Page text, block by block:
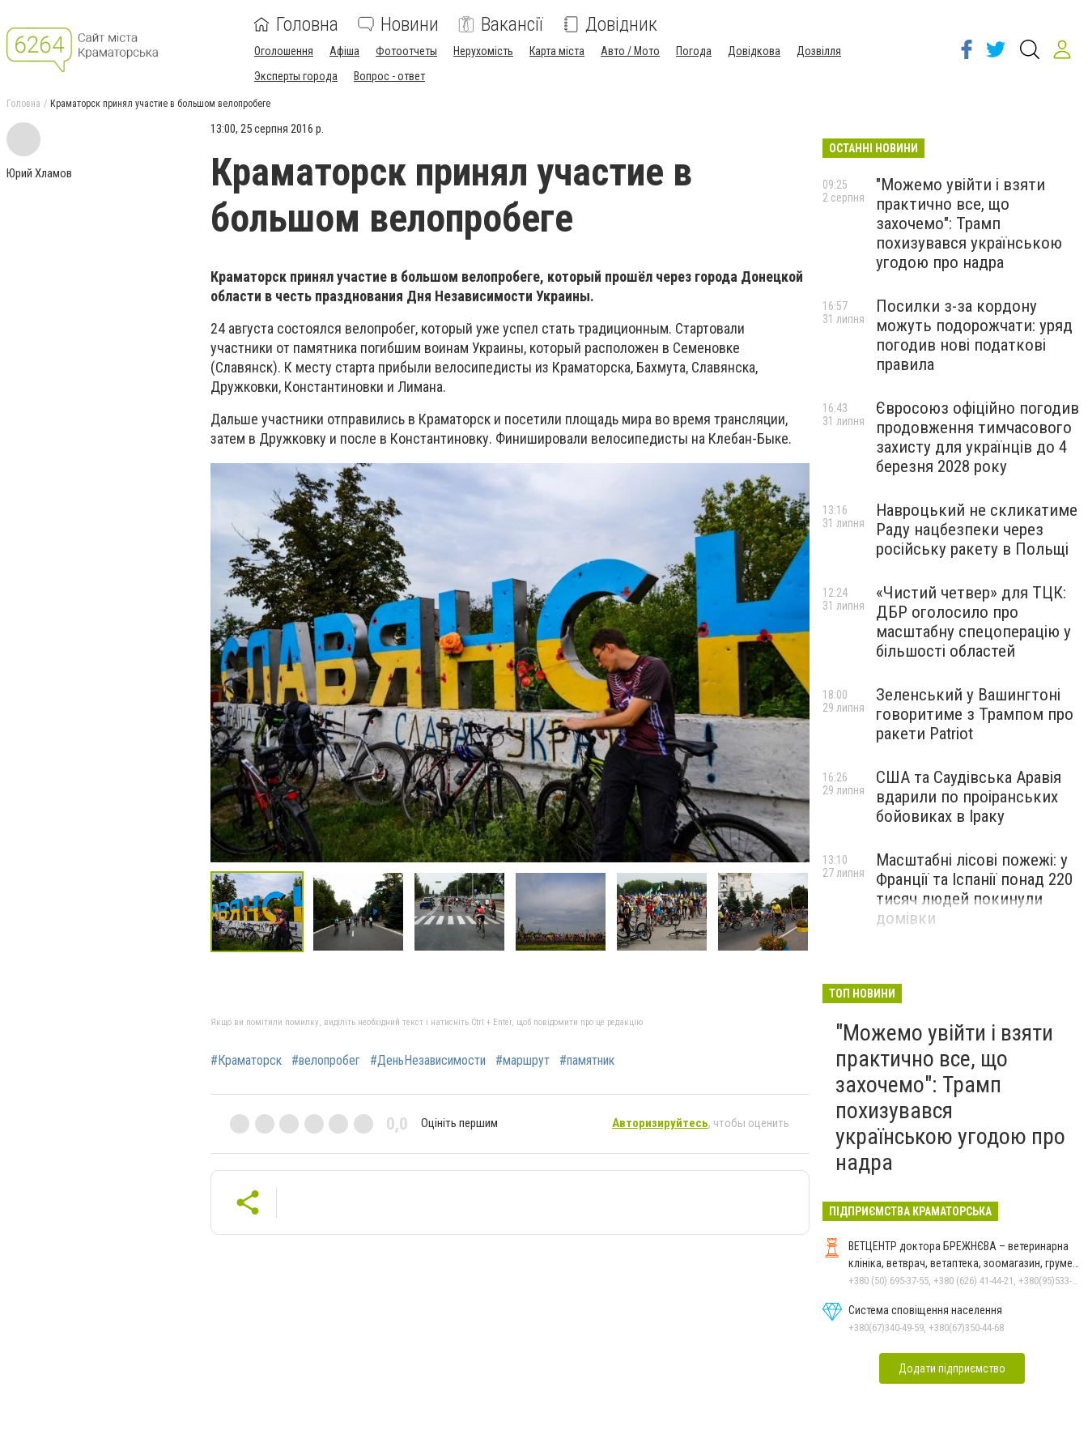
Головна Новини Вакансії Довідник
Оголошення Афіша Фотоотчеты Нерухомість Карта міста Авто / Мото Погода Довідкова
Дозвілля
Эксперты города
Вопрос - ответ
Головна Краматорск принял участие в большом велопробеге
Юрий Хламов
13:00, 25 серпня 2016 р.
Краматорск принял участие в
большом велопробеге
Краматорск принял участие в большом велопробеге, который прошёл через города Донецкой
области в честь празднования Дня Независимости Украины.
24 августа состоялся велопробег, который уже успел стать традиционным. Стартовали
участники от памятника погибшим воинам Украины, который расположен в Семеновке
(Славянск). К месту старта прибыли велосипедисты из Краматорска, Бахмута, Славянска,
Дружковки, Константиновки и Лимана.
Дальше участники отправились в Краматорск и посетили площадь мира во время трансляции,
затем в Дружковку и после в Константиновку. Финишировали велосипедисты на Клебан-Быке.
Якщо ви помітили помилку, виділіть необхідний текст і натисніть Ctrl + Enter, щоб повідомити про це редакцію
#Краматорск #велопробег #ДеньНезависимости #маршрут #памятник
0,0 Оцініть першим Авторизируйтесь, чтобы оценить
ОСТАННІ НОВИНИ
"Можемо увійти і взяти
практично все, що
захочемо": Трамп
похизувався українською
угодою про надра
09:25
2 серпня
Посилки з-за кордону
можуть подорожчати: уряд
погодив нові податкові
правила
16:57
31 липня
Євросоюз офіційно погодив
продовження тимчасового
захисту для українців до 4
березня 2028 року
16:43
31 липня
Навроцький не скликатиме
Раду нацбезпеки через
російську ракету в Польщі
13:16
31 липня
«Чистий четвер» для ТЦК:
ДБР оголосило про
масштабну спецоперацію у
більшості областей
12:24
31 липня
Зеленський у Вашингтоні
говоритиме з Трампом про
ракети Patriot
18:00
29 липня
США та Саудівська Аравія
вдарили по проіранських
бойовиках в Іраку
16:26
29 липня
Масштабні лісові пожежі: у
Франції та Іспанії понад 220
тисяч людей покинули
домівки
13:10
27 липня
ТОП НОВИНИ
"Можемо увійти і взяти
практично все, що
захочемо": Трамп
похизувався
українською угодою про
надра
ПІДПРИЄМСТВА КРАМАТОРСЬКА
ВЕТЦЕНТР доктора БРЕЖНЄВА – ветеринарна
клініка, ветврач, ветаптека, зоомагазин, грумер,
стрижки.
+380 (50) 695-37-55, +380 (626) 41-44-21, +380(95)533-90-03
Система сповіщення населення
+380(67)340-49-59, +380(67)350-44-68
Додати підприємство